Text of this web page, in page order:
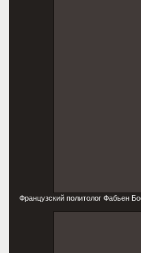
Французский политолог Фабьен